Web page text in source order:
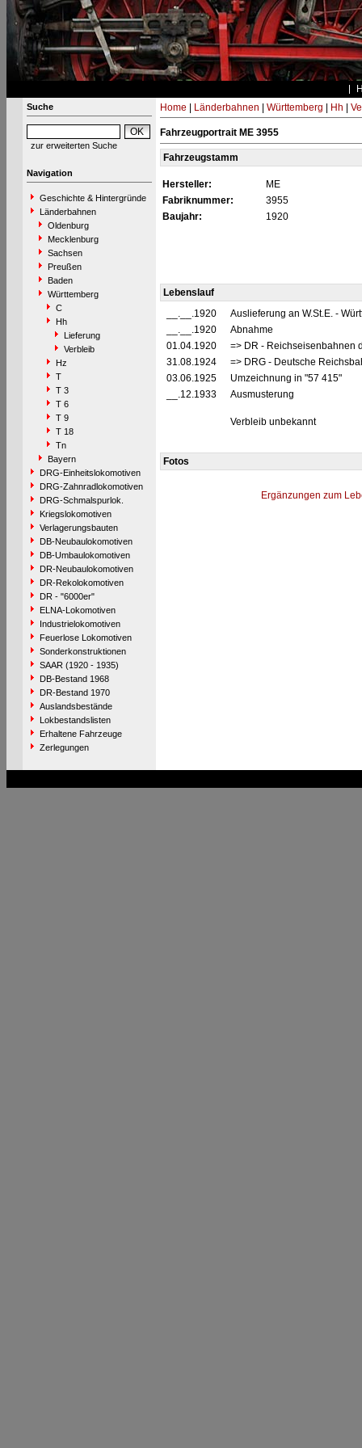
Suche
zur erweiterten Suche
Navigation
Geschichte & Hintergründe
Länderbahnen
Oldenburg
Mecklenburg
Sachsen
Preußen
Baden
Württemberg
C
Hh
Lieferung
Verbleib
Hz
T
T 3
T 6
T 9
T 18
Tn
Bayern
DRG-Einheitslokomotiven
DRG-Zahnradlokomotiven
DRG-Schmalspurlok.
Kriegslokomotiven
Verlagerungsbauten
DB-Neubaulokomotiven
DB-Umbaulokomotiven
DR-Neubaulokomotiven
DR-Rekolokomotiven
DR - "6000er"
ELNA-Lokomotiven
Industrielokomotiven
Feuerlose Lokomotiven
Sonderkonstruktionen
SAAR (1920 - 1935)
DB-Bestand 1968
DR-Bestand 1970
Auslandsbestände
Lokbestandslisten
Erhaltene Fahrzeuge
Zerlegungen
Home Länderbahnen Württemberg Hh
Fahrzeugportrait ME 3955
Fahrzeugstamm
Hersteller:
ME
Fabriknummer:
3955
Baujahr:
1920
Lebenslauf
__.__.1920
Auslieferung an W.St.E. -
__.__.1920
Abnahme
01.04.1920
=> DR - Reichseisenbahnen
31.08.1924
=> DRG - Deutsche
03.06.1925
Umzeichnung in "57 415"
__.12.1933
Ausmusterung
Verbleib unbekannt
Fotos
Ergänzungen zum